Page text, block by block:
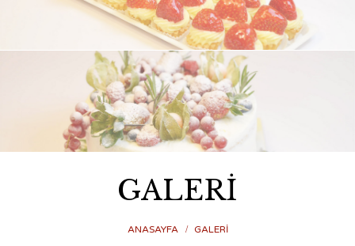
GALERİ
ANASAYFA GALERİ